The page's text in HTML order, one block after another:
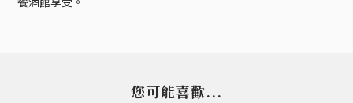
您可能喜歡...